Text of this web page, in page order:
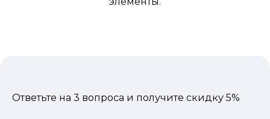
Ответьте на 3 вопроса и получите скидку 5%